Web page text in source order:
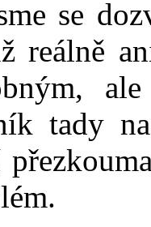
se
reálně
tady